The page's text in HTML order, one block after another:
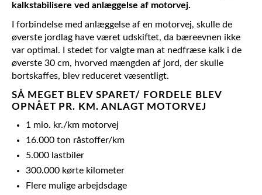
kalkstabilisere ved anlæggelse af motorvej.
I forbindelse med anlæggelse af en motorvej, skulle de
øverste jordlag have været udskiftet, da bæreevnen ikke
var optimal. I stedet for valgte man at nedfræse kalk i de
øverste 30 cm, hvorved mængden af jord, der skulle
bortskaffes, blev reduceret væsentligt.
SÅ MEGET BLEV SPARET/ FORDELE BLEV
OPNÅET PR. KM. ANLAGT MOTORVEJ
1 mio. kr./km motorvej
16.000 ton råstoffer/km
5.000 lastbiler
300.000 kørte kilometer
Flere mulige arbejdsdage